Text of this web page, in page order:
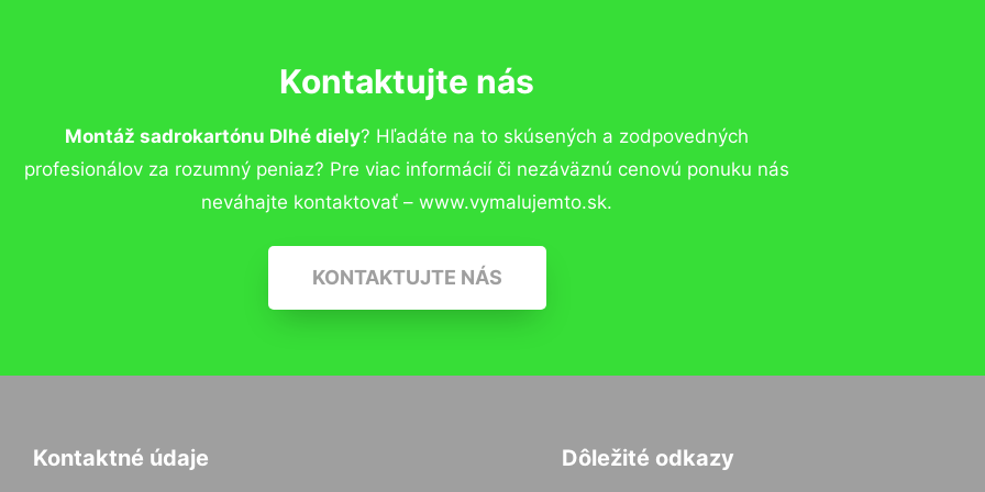
Kontaktujte nás
Montáž sadrokartónu Dlhé diely? Hľadáte na to skúsených a zodpovedných
profesionálov za rozumný peniaz? Pre viac informácií či nezáväznú cenovú ponuku nás
neváhajte kontaktovať – www.vymalujemto.sk.
KONTAKTUJTE NÁS
Kontaktné údaje Dôležité odkazy